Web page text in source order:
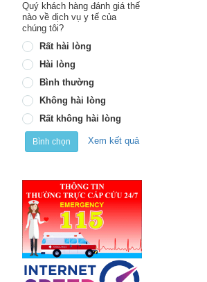
Quý khách hàng đánh giá thế
nào về dịch vụ y tế của
chúng tôi?
Rất hài lòng
Hài lòng
Bình thường
Không hài lòng
Rất không hài lòng
Bình chọn Xem kết quả